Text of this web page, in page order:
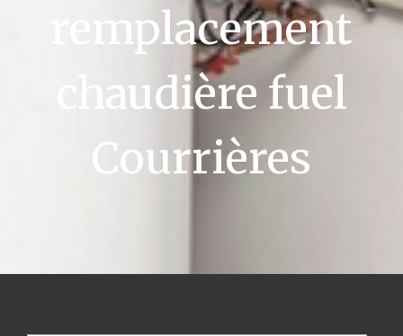
remplacement
chaudière fuel
Courrières